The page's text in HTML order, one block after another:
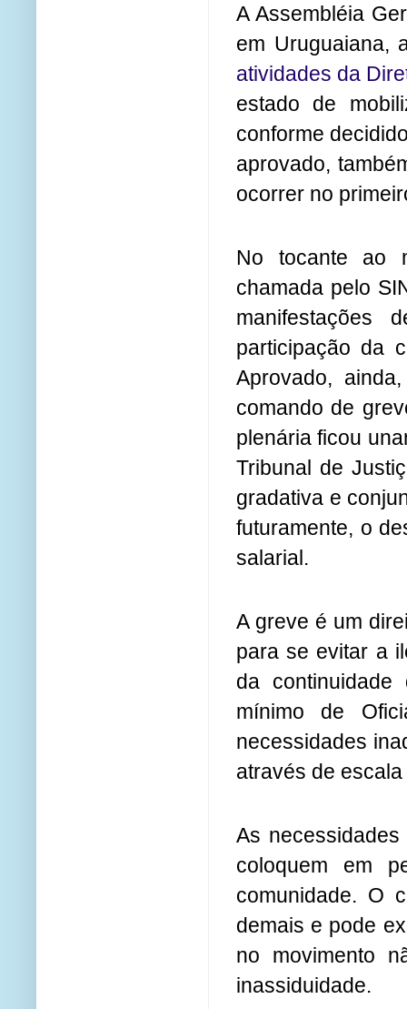
A Assembléia
em Uruguaiana,
atividades da
estado de
conforme
aprovado,
ocorrer no
No tocante ao
chamada pelo
manifestações
participação da
Aprovado,
comando de
plenária ficou
Tribunal de
gradativa e
futuramente, o
salarial.
A greve é um
para se evitar a
da
mínimo de
necessidades
através de
As
coloquem em
comunidade. O
demais e pode
no movimento
inassiduidade.